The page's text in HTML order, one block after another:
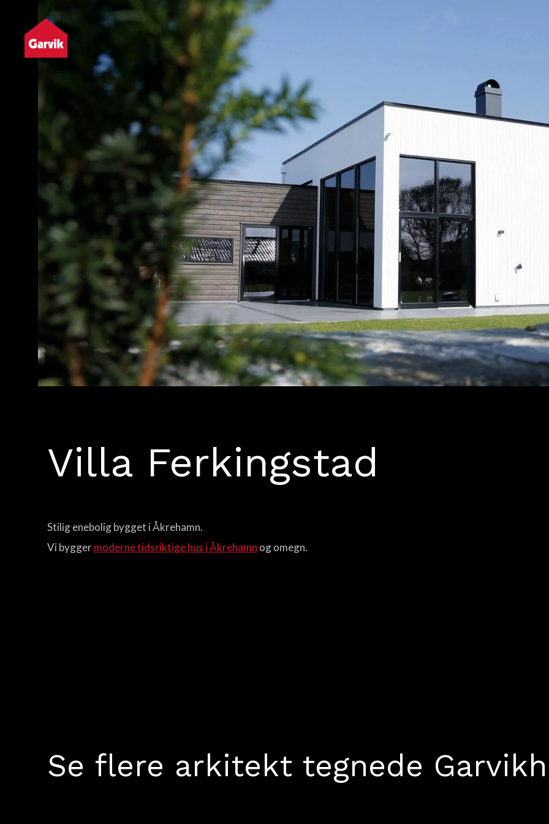
Villa Ferkingstad
Stilig enebolig bygget i Åkrehamn.
Vi byggermoderne tidsriktige hus i Åkrehamn og omegn.
Se flere arkitekt tegnede